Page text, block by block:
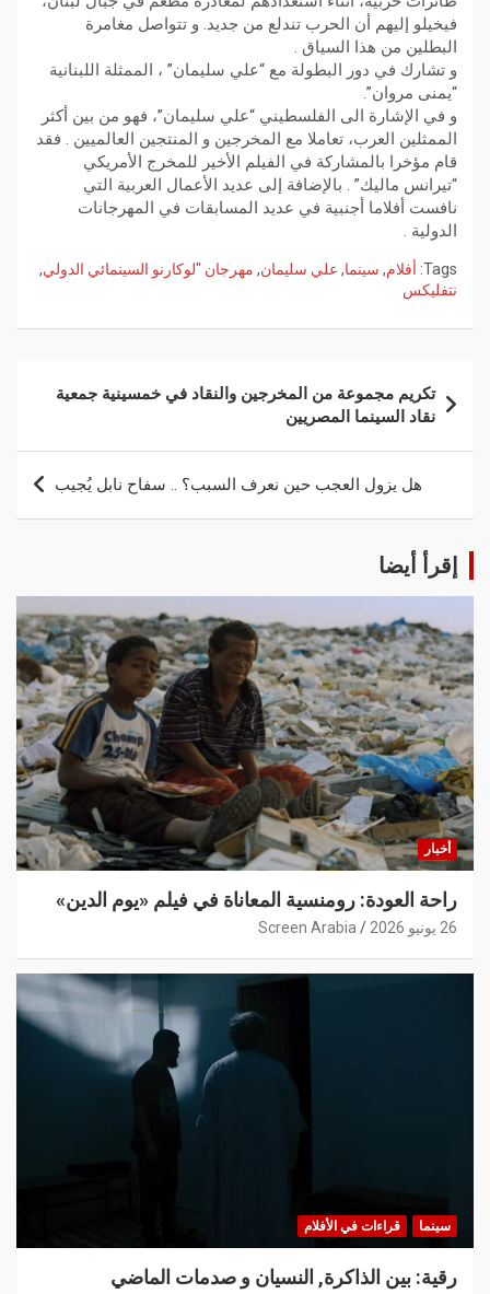
فيخيلو إليهم أن الحرب تندلع من جديد. و تتواصل مغامرة
البطلين من هذا السياق .
و تشارك في دور البطولة مع “علي سليمان” ، الممثلة اللبنانية
“يمنى مروان”.
و في الإشارة الى الفلسطيني “علي سليمان”، فهو من بين أكثر
الممثلين العرب، تعاملا مع المخرجين و المنتجين العالميين . فقد
قام مؤخرا بالمشاركة في الفيلم الأخير للمخرج الأمريكي
“تيرانس ماليك” . بالإضافة إلى عديد الأعمال العربية التي
نافست أفلاما أجنبية في عديد المسابقات في المهرجانات
الدولية .
Tags: أفلام, سينما, علي سليمان, مهرجان "لوكارنو السينمائي الدولي,
نتفليكس
تكريم مجموعة من المخرجين والنقاد في خمسينية جمعية
نقاد السينما المصريين
هل يزول العجب حين نعرف السبب؟ .. سفاح نابل يُجيب
إقرأ أيضا
أخبار
راحة العودة: رومنسية المعاناة في فيلم «يوم الدين»
26 يونيو 2026 Screen Arabia
سينما قراءات في الأفلام
رقية: بين الذاكرة, النسيان و صدمات الماضي